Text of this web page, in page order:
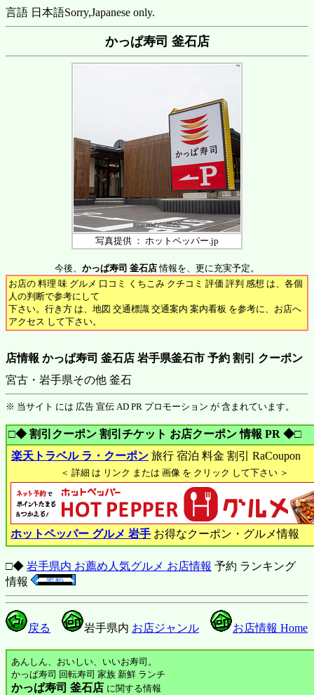
言語 日本語Sorry,Japanese only.
かっぱ寿司 釜石店
写真提供 ： ホットペッパー.jp
今後、 かっぱ寿司 釜石店情報を、更に充実予定。
お店の 料理 味 グルメ 口コミ くちこみ クチコミ 評価 評判 感想 は、各個
人の判断で参考にして
下さい。行き方 は、地図 交通標識 交通案内 案内看板 を参考に、お店へ
アクセス して下さい。
店情報 かっぱ寿司 釜石店 岩手県釜石市 予約 割引 クーポン
宮古・岩手県その他 釜石
※ 当サイト には 広告 宣伝 AD PR プロモーション が 含まれています。
□◆ 割引クーポン 割引チケット お店クーポン 情報 PR ◆□
楽天トラベル ラ・クーポン 旅行 宿泊 料金 割引 RaCoupon
＜ 詳細 は リンク または 画像 を クリック して下さい ＞
ホットペッパー グルメ 岩手 お得なクーポン・グルメ情報
□◆ 岩手県内 お薦め人気グルメ お店情報 予約 ランキング
情報
戻る 岩手県内 お店ジャンル お店情報 Home
あんしん、おいしい、いいお寿司。
かっぱ寿司 回転寿司 家族 新鮮 ランチ
かっぱ寿司 釜石店 に関する情報